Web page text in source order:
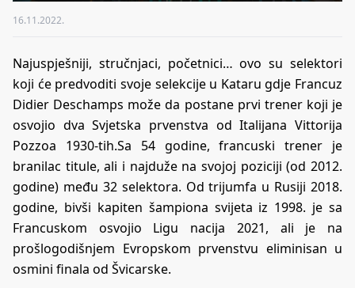
16.11.2022.
Najuspješniji, stručnjaci, početnici… ovo su selektori
koji će predvoditi svoje selekcije u Kataru gdje Francuz
Didier Deschamps može da postane prvi trener koji je
osvojio dva Svjetska prvenstva od Italijana Vittorija
Pozzoa 1930-tih.Sa 54 godine, francuski trener je
branilac titule, ali i najduže na svojoj poziciji (od 2012.
godine) među 32 selektora. Od trijumfa u Rusiji 2018.
godine, bivši kapiten šampiona svijeta iz 1998. je sa
Francuskom osvojio Ligu nacija 2021, ali je na
prošlogodišnjem Evropskom prvenstvu eliminisan u
osmini finala od Švicarske.